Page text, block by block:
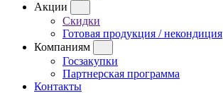
Акции
Скидки
Готовая продукция / некондиция
Компаниям
Госзакупки
Партнерская программа
Контакты